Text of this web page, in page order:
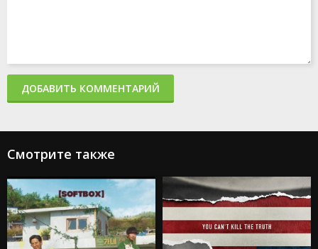
ДОБАВИТЬ КОММЕНТАРИЙ
Смотрите также